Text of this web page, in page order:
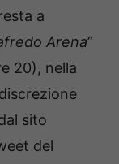
a
Arena”
20), nella
sito
del